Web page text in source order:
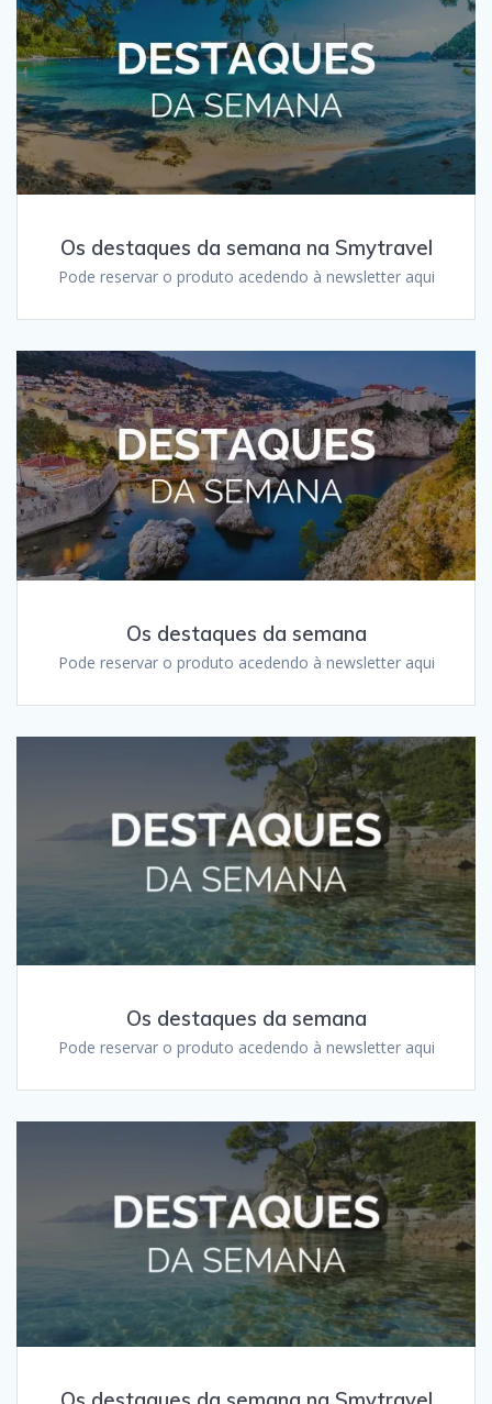
Os destaques da semana na Smytravel
Pode reservar o produto acedendo à newsletter aqui
Os destaques da semana
Pode reservar o produto acedendo à newsletter aqui
Os destaques da semana
Pode reservar o produto acedendo à newsletter aqui